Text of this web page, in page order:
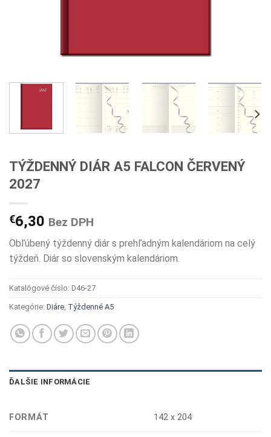
TÝŽDENNÝ DIÁR A5 FALCON ČERVENÝ
2027
€6,30 Bez DPH
Obľúbený týždenný diár s prehľadným kalendáriom na celý
týždeň. Diár so slovenským kalendáriom.
Katalógové číslo: D46-27
Kategórie: Diáre Týždenné A5
ĎALŠIE INFORMÁCIE
FORMÁT 142 x 204